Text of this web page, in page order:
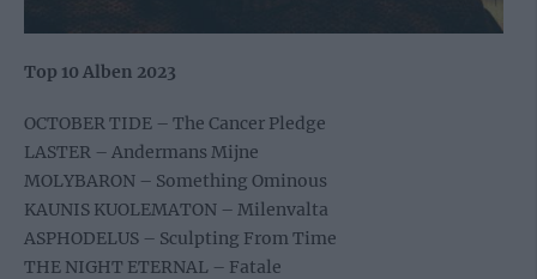
Top 10 Alben 2023
OCTOBER TIDE – The Cancer Pledge
LASTER – Andermans Mijne
MOLYBARON – Something Ominous
KAUNIS KUOLEMATON – Milenvalta
ASPHODELUS – Sculpting From Time
THE NIGHT ETERNAL – Fatale